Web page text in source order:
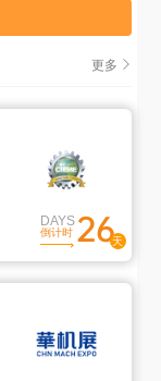
更多
DAYS
倒计时 26